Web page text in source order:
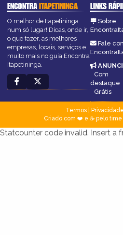
ENCONTRAITAPETININGA
O melhor de Itapetininga
num só lugar! Dicas, onde ir,
o que fazer, as melhores
empresas, locais, serviços e
muito mais no guia Encontra
Itapetininga.
LINKS
Sobre
Fale
Com
destaque
Grátis
Termos| Privacidade
Criado com ❤️ e ☕ pelo time
Statcounter code invalid. Insert a